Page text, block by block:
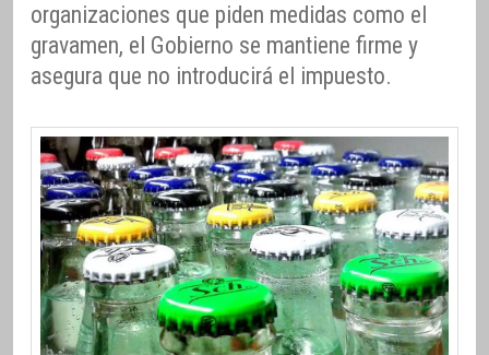
organizaciones que piden medidas como el
gravamen, el Gobierno se mantiene firme y
asegura que no introducirá el impuesto.